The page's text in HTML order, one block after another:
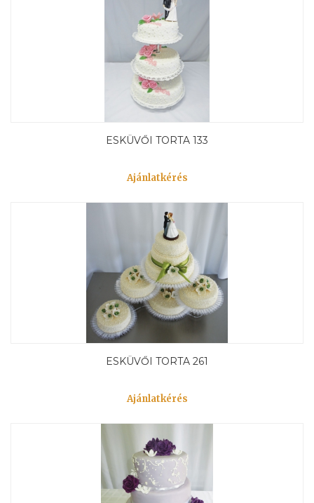
ESKÜVŐI TORTA 133
Ajánlatkérés
ESKÜVŐI TORTA 261
Ajánlatkérés